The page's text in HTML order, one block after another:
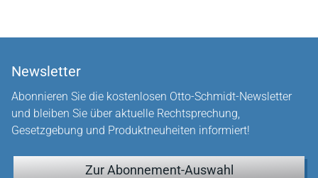
Newsletter
Abonnieren Sie die kostenlosen Otto-Schmidt-Newsletter
und bleiben Sie über aktuelle Rechtsprechung,
Gesetzgebung und Produktneuheiten informiert!
Zur Abonnement-Auswahl